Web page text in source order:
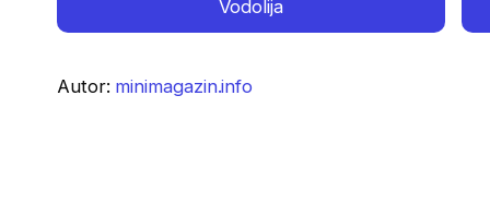
Vodolija
Autor: minimagazin.info